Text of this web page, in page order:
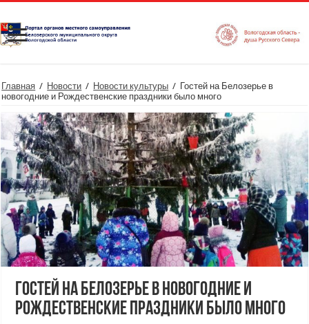
Главная / Новости / Новости культуры / Гостей на Белозерье в
новогодние и Рождественские праздники было много
Гостей на Белозерье в новогодние и
Рождественские праздники было много